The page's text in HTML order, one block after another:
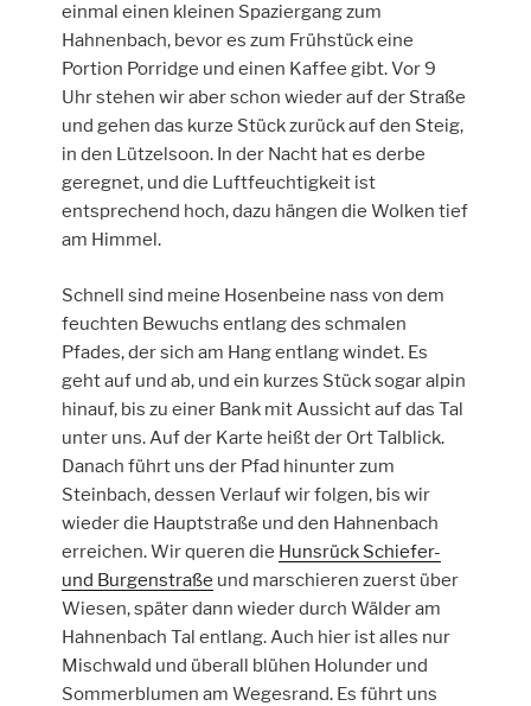
einmal einen kleinen Spaziergang zum
Hahnenbach, bevor es zum Frühstück eine
Portion Porridge und einen Kaffee gibt. Vor 9
Uhr stehen wir aber schon wieder auf der Straße
und gehen das kurze Stück zurück auf den Steig,
in den Lützelsoon. In der Nacht hat es derbe
geregnet, und die Luftfeuchtigkeit ist
entsprechend hoch, dazu hängen die Wolken tief
am Himmel.
Schnell sind meine Hosenbeine nass von dem
feuchten Bewuchs entlang des schmalen
Pfades, der sich am Hang entlang windet. Es
geht auf und ab, und ein kurzes Stück sogar alpin
hinauf, bis zu einer Bank mit Aussicht auf das Tal
unter uns. Auf der Karte heißt der Ort Talblick.
Danach führt uns der Pfad hinunter zum
Steinbach, dessen Verlauf wir folgen, bis wir
wieder die Hauptstraße und den Hahnenbach
erreichen. Wir queren die Hunsrück Schiefer-
und Burgenstraße und marschieren zuerst über
Wiesen, später dann wieder durch Wälder am
Hahnenbach Tal entlang. Auch hier ist alles nur
Mischwald und überall blühen Holunder und
Sommerblumen am Wegesrand. Es führt uns